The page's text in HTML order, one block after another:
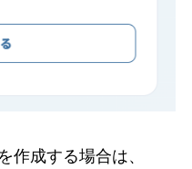
作成する場合は、